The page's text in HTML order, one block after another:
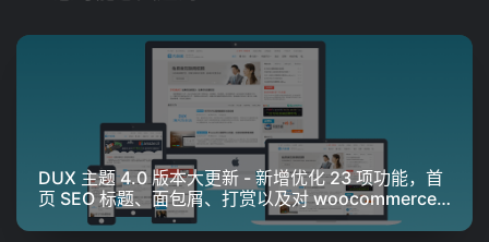
DUX 主题 4.0 版本大更新 - 新增优化 23 项功能，首
页 SEO 标题、面包屑、打赏以及对 woocommerce
的支持